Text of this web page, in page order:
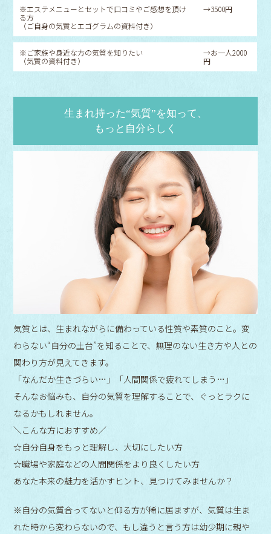
※エステメニューとセットで口コミやご感想を頂け
る方
（ご自身の気質とエゴグラムの資料付き）
→3500円
※ご家族や身近な方の気質を知りたい
（気質の資料付き）
→お一人2000
円
生まれ持った“気質”を知って、
もっと自分らしく
気質とは、生まれながらに備わっている性質や素質のこと。変
わらない“自分の土台”を知ることで、無理のない生き方や人との
関わり方が見えてきます。
「なんだか生きづらい…」「人間関係で疲れてしまう…」
そんなお悩みも、自分の気質を理解することで、ぐっとラクに
なるかもしれません。
＼こんな方におすすめ／
☆自分自身をもっと理解し、大切にしたい方
☆職場や家庭などの人間関係をより良くしたい方
あなた本来の魅力を活かすヒント、見つけてみませんか？
※自分の気質合ってないと仰る方が稀に居ますが、気質は生ま
れた時から変わらないので、もし違うと言う方は幼少期に親や